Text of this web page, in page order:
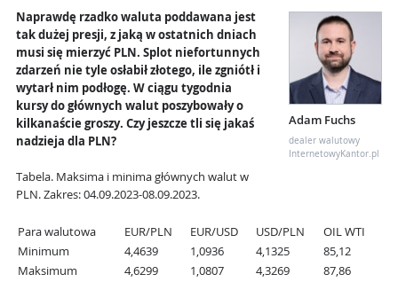
Adam Fuchs
dealer walutowy
InternetowyKantor.pl
Naprawdę rzadko waluta poddawana jest
tak dużej presji, z jaką w ostatnich dniach
musi się mierzyć PLN. Splot niefortunnych
zdarzeń nie tyle osłabił złotego, ile zgniótł i
wytarł nim podłogę. W ciągu tygodnia
kursy do głównych walut poszybowały o
kilkanaście groszy. Czy jeszcze tli się jakaś
nadzieja dla PLN?
Tabela. Maksima i minima głównych walut w
PLN. Zakres: 04.09.2023-08.09.2023.
Para walutowa EUR/PLN EUR/USD USD/PLN
OIL WTI
Minimum
4,4639 1,0936 4,1325
85,12
Maksimum
4,6299 1,0807 4,3269 87,86